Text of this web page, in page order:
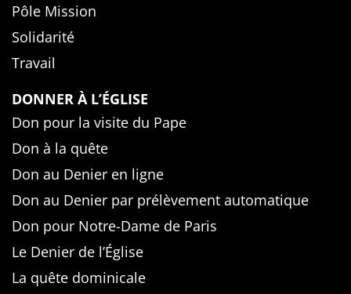
Pôle Mission
Solidarité
Travail
DONNER À L’ÉGLISE
Don pour la visite du Pape
Don à la quête
Don au Denier en ligne
Don au Denier par prélèvement automatique
Don pour Notre-Dame de Paris
Le Denier de l’Église
La quête dominicale